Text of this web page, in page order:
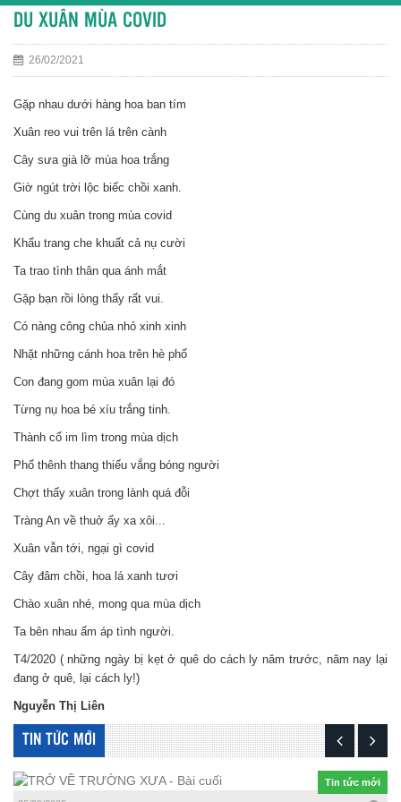
DU XUÂN MÙA COVID
26/02/2021
Gặp nhau dưới hàng hoa ban tím
Xuân reo vui trên lá trên cành
Cây sưa già lỡ mùa hoa trắng
Giờ ngút trời lộc biếc chồi xanh.
Cùng du xuân trong mùa covid
Khẩu trang che khuất cả nụ cười
Ta trao tình thân qua ánh mắt
Gặp bạn rồi lòng thấy rất vui.
Có nàng công chủa nhỏ xinh xinh
Nhặt những cánh hoa trên hè phố
Con đang gom mùa xuân lại đó
Từng nụ hoa bé xíu trắng tinh.
Thành cổ im lìm trong mùa dịch
Phố thênh thang thiếu vắng bóng người
Chợt thấy xuân trong lành quá đỗi
Tràng An về thuở ấy xa xôi...
Xuân vẫn tới, ngại gì covid
Cây đâm chồi, hoa lá xanh tươi
Chào xuân nhé, mong qua mùa dịch
Ta bên nhau ấm áp tình người.
T4/2020 ( những ngày bị kẹt ở quê do cách ly năm trước, năm nay lại
đang ở quê, lại cách ly!)
Nguyễn Thị Liên
TIN TỨC MỚI
Tin tức mới